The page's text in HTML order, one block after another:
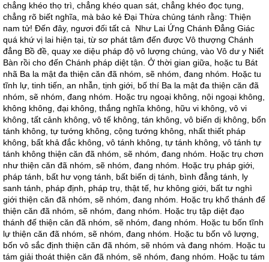
chẳng khéo thọ trì, chẳng khéo quan sát, chẳng khéo đọc tụng,
chẳng rõ biết nghĩa, mà bảo kẻ Ðại Thừa chủng tánh rằng: Thiện
nam tử! Ðến đây, ngươi đối tất cả Như Lai Ứng Chánh Ðẳng Giác
quá khứ vị lai hiện tại, từ sơ phát tâm đến được Vô thượng Chánh
đẳng Bồ đề, quay xe diệu pháp độ vô lượng chúng, vào Vô dư y Niết
Bàn rồi cho đến Chánh pháp diệt tận. Ở thời gian giữa, hoặc tu Bát
nhã Ba la mật đa thiện căn đã nhóm, sẽ nhóm, đang nhóm. Hoặc tu
tĩnh lự, tinh tiến, an nhẫn, tịnh giới, bố thí Ba la mật đa thiện căn đã
nhóm, sẽ nhóm, đang nhóm. Hoặc trụ ngoại không, nội ngoại không,
không không, đại không, thắng nghĩa không, hữu vi không, vô vi
không, tất cảnh không, vô tế không, tán không, vô biến dị không, bổn
tánh không, tự tướng không, cộng tướng không, nhất thiết pháp
không, bất khả đắc không, vô tánh không, tự tánh không, vô tánh tự
tánh không thiện căn đã nhóm, sẽ nhóm, đang nhóm. Hoặc trụ chơn
như thiện căn đã nhóm, sẽ nhóm, đang nhóm. Hoặc trụ pháp giới,
pháp tánh, bất hư vọng tánh, bất biến dị tánh, bình đẳng tánh, ly
sanh tánh, pháp định, pháp trụ, thật tế, hư không giới, bất tư nghì
giới thiện căn đã nhóm, sẽ nhóm, đang nhóm. Hoặc trụ khổ thánh đế
thiện căn đã nhóm, sẽ nhóm, đang nhóm. Hoặc trụ tập diệt đạo
thánh đế thiện căn đã nhóm, sẽ nhóm, đang nhóm. Hoặc tu bốn tĩnh
lự thiện căn đã nhóm, sẽ nhóm, đang nhóm. Hoặc tu bốn vô lượng,
bốn vô sắc định thiện căn đã nhóm, sẽ nhóm và đang nhóm. Hoặc tu
tám giải thoát thiện căn đã nhóm, sẽ nhóm, đang nhóm. Hoặc tu tám